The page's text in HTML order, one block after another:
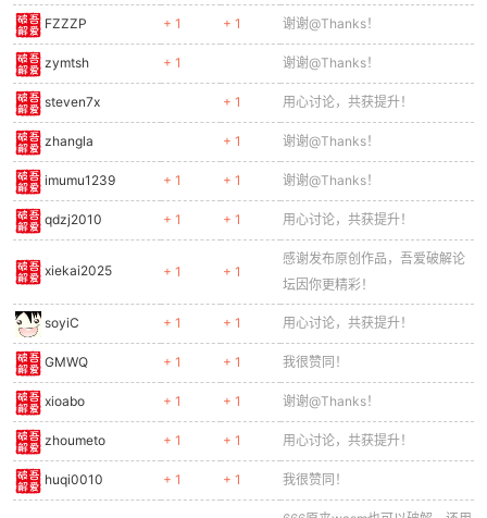
FZZZP + 1 + 1 谢谢@Thanks！
zymtsh + 1 谢谢@Thanks！
steven7x + 1 用心讨论，共获提升！
zhangla + 1 谢谢@Thanks！
imumu1239 + 1 + 1 谢谢@Thanks！
qdzj2010 + 1 + 1 用心讨论，共获提升！
xiekai2025 + 1 + 1
感谢发布原创作品，吾爱破解论
坛因你更精彩！
soyiC + 1 + 1 用心讨论，共获提升！
GMWQ + 1 + 1 我很赞同！
xioabo + 1 + 1 谢谢@Thanks！
zhoumeto + 1 + 1 用心讨论，共获提升！
huqi0010 + 1 + 1 我很赞同！